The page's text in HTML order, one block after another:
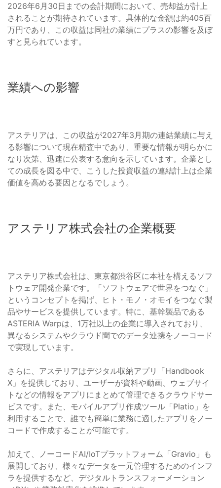
2026年6月30日までの会計期間において、売却益が計上
されることが期待されています。具体的な金額は約405百
万円であり、この収益は同社の業績にプラスの影響を及ぼ
すと見られています。
業績への影響
アステリアは、この収益が2027年3月期の連結業績に与え
る影響について現在精査中であり、重要な情報が明らかに
なり次第、迅速に公表する意向を示しています。企業とし
ての成長を図る中で、こうした投資収益の連結計上は企業
価値を高める要因となるでしょう。
アステリア株式会社の企業概要
アステリア株式会社は、東京都渋谷区に本社を構えるソフ
トウェア開発企業です。「ソフトウェアで世界をつなぐ」
というコンセプトを掲げ、ヒト・モノ・オモイをつなぐ製
品やサービスを提供しています。特に、基幹製品である
ASTERIA Warpは、1万社以上の企業に導入されており、
異なるシステムやクラウド間でのデータ連携をノーコード
で実現しています。
さらに、アステリアはデジタル収納アプリ「Handbook
X」を提供しており、ユーザーが資料や動画、ウェブサイ
トなどの情報をアプリにまとめて管理できるクラウドサー
ビスです。また、モバイルアプリ作成ツール「Platio」を
利用することで、誰でも簡単に業務に適したアプリをノー
コードで作成することが可能です。
加えて、ノーコードAI/IoTプラットフォーム「Gravio」も
展開しており、様々なデータを一元管理するためのインフ
ラを提供するなど、デジタルトランスフォーメーション